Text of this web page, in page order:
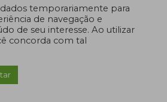
Bálsamo labial X Hidratante
labial
para cosméticos com “efeitos
temporariamente para
de navegação e
de seu interesse. Ao utilizar
concorda com tal